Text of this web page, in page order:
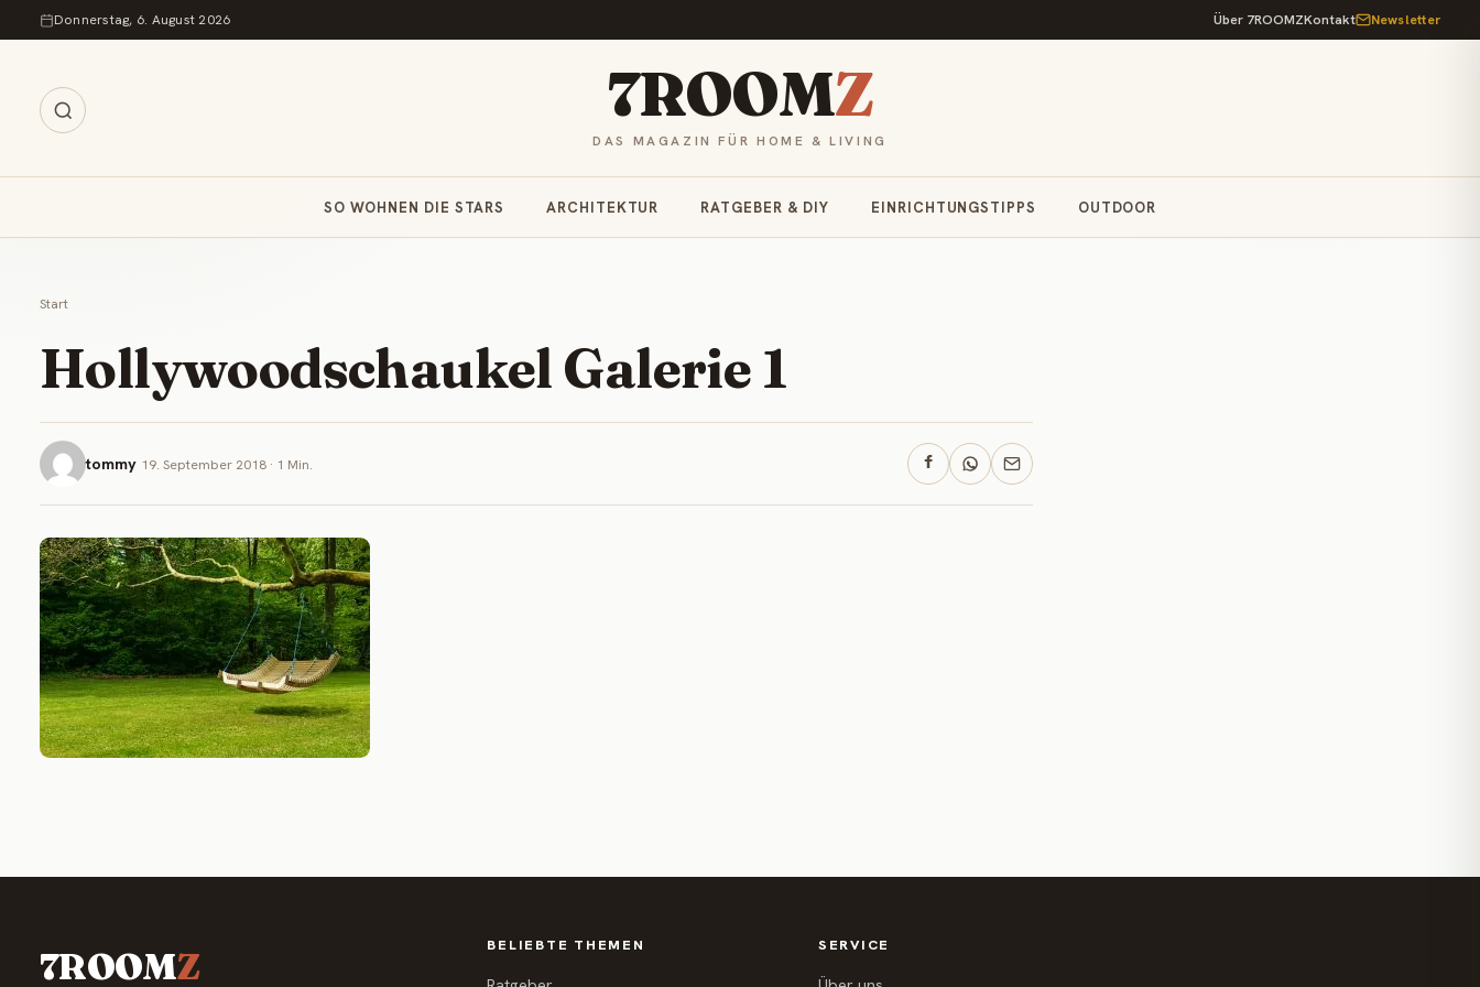
Zum Inhalt springen
Donnerstag, 6. August 2026 Über 7ROOMZKontakt Newsletter
7ROOMZ
DAS MAGAZIN FÜR HOME & LIVING
SO WOHNEN DIE STARS ARCHITEKTUR RATGEBER & DIY EINRICHTUNGSTIPPS OUTDOOR
Start
Hollywoodschaukel Galerie 1
tommy 19. September 2018 · 1 Min.
7ROOMZ BELIEBTE THEMEN SERVICE